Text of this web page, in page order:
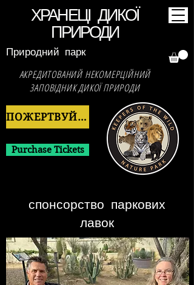
ХРАНЕЦІ ДИКОЇ
ПРИРОДИ
Природний парк
АКРЕДИТОВАНИЙ НЕКОМЕРЦІЙНИЙ
ЗАПОВІДНИК ДИКОЇ ПРИРОДИ
ПОЖЕРТВУЙТЕ ЗАРАЗ
Purchase Tickets
спонсорство паркових
лавок